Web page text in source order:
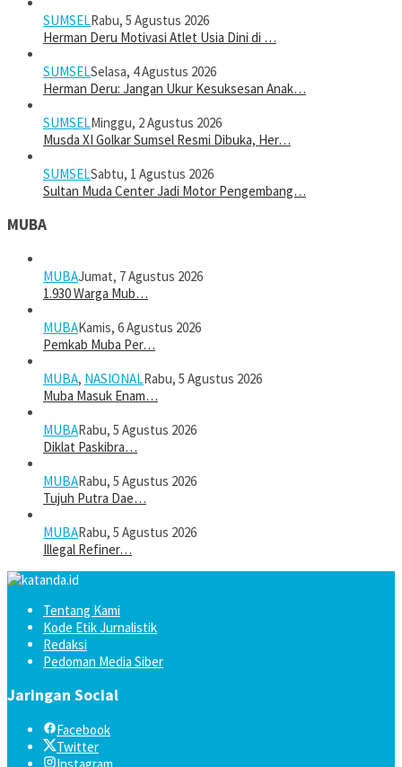
SUMSELRabu, 5 Agustus 2026
Herman Deru Motivasi Atlet Usia Dini di …
SUMSELSelasa, 4 Agustus 2026
Herman Deru: Jangan Ukur Kesuksesan Anak…
SUMSELMinggu, 2 Agustus 2026
Musda XI Golkar Sumsel Resmi Dibuka, Her…
SUMSELSabtu, 1 Agustus 2026
Sultan Muda Center Jadi Motor Pengembang…
MUBA
MUBAJumat, 7 Agustus 2026
1.930 Warga Mub…
MUBAKamis, 6 Agustus 2026
Pemkab Muba Per…
MUBA, NASIONALRabu, 5 Agustus 2026
Muba Masuk Enam…
MUBARabu, 5 Agustus 2026
Diklat Paskibra…
MUBARabu, 5 Agustus 2026
Tujuh Putra Dae…
MUBARabu, 5 Agustus 2026
Illegal Refiner…
Tentang Kami
Kode Etik Jurnalistik
Redaksi
Pedoman Media Siber
Jaringan Social
Facebook
Twitter